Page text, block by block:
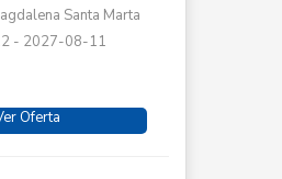
Santa Marta
- 2027-08-11
Oferta